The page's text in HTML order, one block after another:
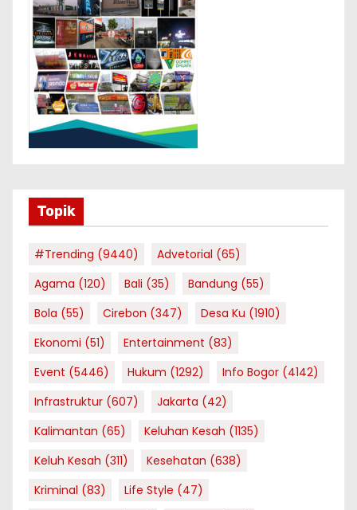
Topik
#Trending (9440) Advetorial (65)
Agama (120) Bali (35) Bandung (55)
Bola (55) Cirebon (347) Desa Ku (1910)
Ekonomi (51) Entertainment (83)
Event (5446) Hukum (1292) Info Bogor (4142)
Infrastruktur (607) Jakarta (42)
Kalimantan (65) Keluhan Kesah (1135)
Keluh Kesah (311) Kesehatan (638)
Kriminal (83) Life Style (47)